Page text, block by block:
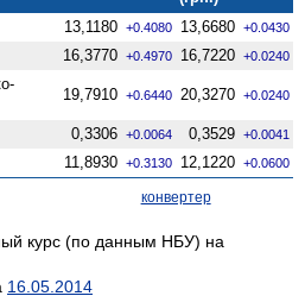
13,1180 +0.4080 13,6680 +0.0430
16,3770 +0.4970 16,7220 +0.0240
19,7910 +0.6440 20,3270 +0.0240
0,3306 +0.0064 0,3529 +0.0041
11,8930 +0.3130 12,1220 +0.0600
конвертер
курс (по данным НБУ) на
16.05.2014